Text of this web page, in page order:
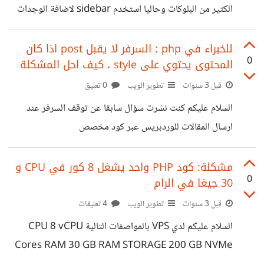
الكثير من البلوكات وحاليا استخدم sidebar لاضافة الوجدات
للبلوجرات ، لكن بظهر لي ان العمل بدائي لان في صفحة
الودجات من الصعب معرفة المكان المقصود في الواجهة.
https://suar.me/Wpdea اريد طريقة او شرح لانشاء
مخطط للصفحة الرئيسية بحيث استطيع اضافة الودجات
المناسب في المكان المناسب
0
للخبراء في php : السرفر لا يقبل post اذا كان
المحتوى يحتوي على style ، كيف احل المشكلة
قبل 3 سنوات تطوير الويب
السلام عليكم كنت نشرت سؤال سابقا عن توقف السرفر عند
ارسال المقالات للوردبريس عبر كود مخصص
https://io.hsoub.com/webdev/152699 رغم ان بعض
الإخوة قدم تعديلا للكود
https://github.com/ASFAR2023/IO/blob/main/1.p
hp لكن المشكلة باقية. بحث في الامر ووجدت ان المشكلة
تحدث فقط عند ارسال كود html يحتوي على تنسيقات style
مثل style="color: rgb(45, 194, 107);" . ما يحدث انه
0
مشكلة: كود PHP واحد يشغل 8 كور في CPU و
30 جيغا في الرام
قبل 3 سنوات تطوير الويب
السلام عليكم لدي VPS بالمواصفات التالية CPU 8 vCPU
Cores RAM 30 GB RAM STORAGE 200 GB NVMe